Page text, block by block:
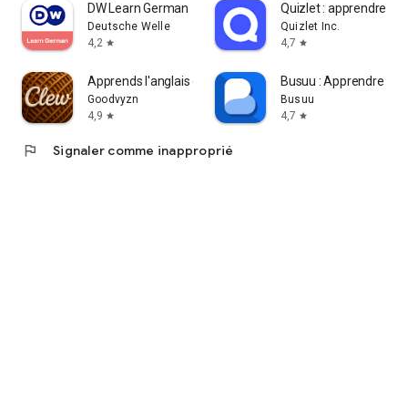
DW Learn German
Deutsche Welle
4,2 star
Quizlet : apprendre
Quizlet Inc.
4,7 star
Apprends l'anglais en lisant
Goodvyzn
4,9 star
Busuu : Apprendre
Busuu
4,7 star
flag Signaler comme inapproprié